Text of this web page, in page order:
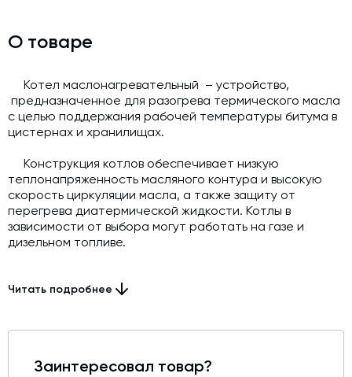
О товаре
Котел маслонагревательный – устройство,
предназначенное для разогрева термического масла
с целью поддержания рабочей температуры битума в
цистернах и хранилищах.
Конструкция котлов обеспечивает низкую
теплонапряженность масляного контура и высокую
скорость циркуляции масла, а также защиту от
перегрева диатермической жидкости. Котлы в
зависимости от выбора могут работать на газе и
дизельном топливе.
нагревателями жидкого теплоносителя, широко
нагрев битума и мазута в расходных емкостях,
загрязнения нефтепродуктов.
Читать подробнее
Заинтересовал товар?